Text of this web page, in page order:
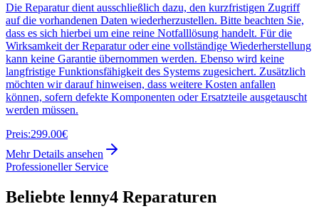
Die Reparatur dient ausschließlich dazu, den kurzfristigen Zugriff
auf die vorhandenen Daten wiederherzustellen. Bitte beachten Sie,
dass es sich hierbei um eine reine Notfalllösung handelt. Für die
Wirksamkeit der Reparatur oder eine vollständige Wiederherstellung
kann keine Garantie übernommen werden. Ebenso wird keine
langfristige Funktionsfähigkeit des Systems zugesichert. Zusätzlich
möchten wir darauf hinweisen, dass weitere Kosten anfallen
können, sofern defekte Komponenten oder Ersatzteile ausgetauscht
werden müssen.
Preis:299.00€
Mehr Details ansehen
Professioneller Service
Beliebte lenny4 Reparaturen